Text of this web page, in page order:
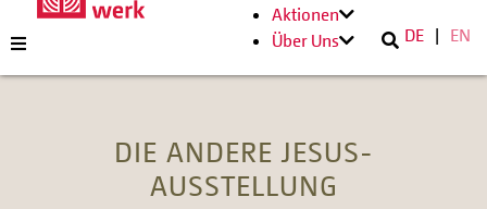
Aktionen
Über Uns
DE EN
DIE ANDERE JESUS-
AUSSTELLUNG